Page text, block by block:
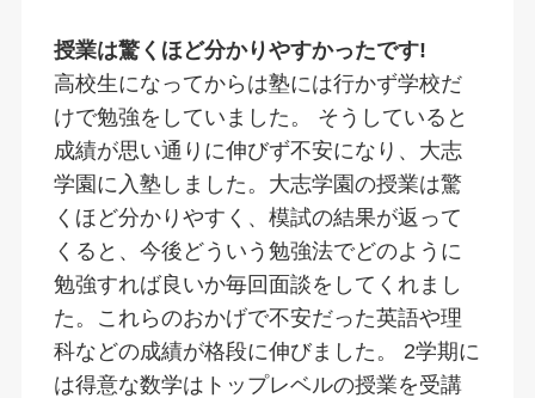
授業は驚くほど分かりやすかったです!
高校生になってからは塾には行かず学校だ
けで勉強をしていました。 そうしていると
成績が思い通りに伸びず不安になり、大志
学園に入塾しました。大志学園の授業は驚
くほど分かりやすく、模試の結果が返って
くると、今後どういう勉強法でどのように
勉強すれば良いか毎回面談をしてくれまし
た。これらのおかげで不安だった英語や理
科などの成績が格段に伸びました。 2学期に
は得意な数学はトップレベルの授業を受講